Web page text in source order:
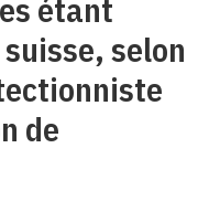
étant
selon
de